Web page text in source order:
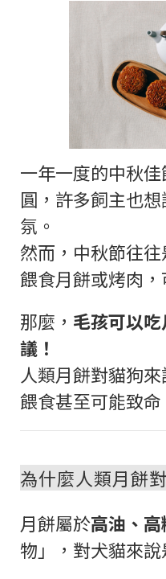
一年一度的中秋
圓，許多飼主也
氛。
然而，中秋節往
餵食月餅或烤肉
那麼， 毛孩可以
議！
人類月餅對貓狗
餵食甚至可能致命
為什麼人類月餅
月餅屬於高油、
物」，對犬貓來